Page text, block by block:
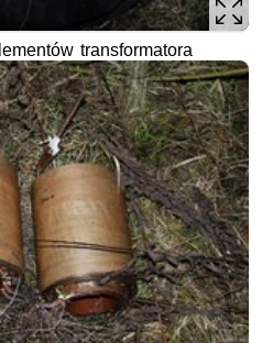
transformatora